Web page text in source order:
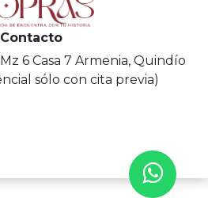
Contacto
6 Casa 7 Armenia, Quindío
sólo con cita previa)